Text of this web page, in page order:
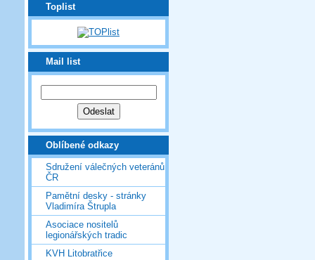
Toplist
Mail list
Oblíbené odkazy
Sdružení válečných veteránů
ČR
Pamětní desky - stránky
Vladimíra Štrupla
Asociace nositelů
legionářských tradic
KVH Litobratřice